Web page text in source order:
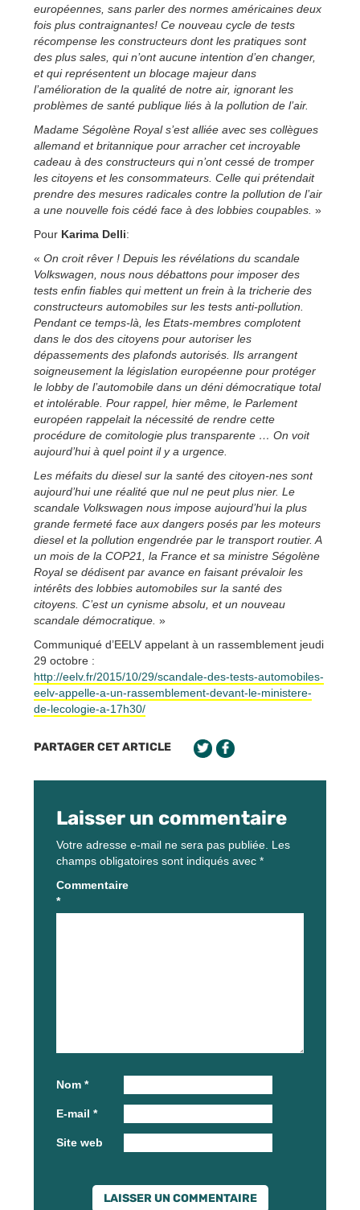
européennes, sans parler des normes américaines deux
fois plus contraignantes! Ce nouveau cycle de tests
récompense les constructeurs dont les pratiques sont
des plus sales, qui n’ont aucune intention d’en changer,
et qui représentent un blocage majeur dans
l’amélioration de la qualité de notre air, ignorant les
problèmes de santé publique liés à la pollution de l’air.
Madame Ségolène Royal s’est alliée avec ses collègues
allemand et britannique pour arracher cet incroyable
cadeau à des constructeurs qui n’ont cessé de tromper
les citoyens et les consommateurs. Celle qui prétendait
prendre des mesures radicales contre la pollution de l’air
a une nouvelle fois cédé face à des lobbies coupables. »
Pour Karima Delli:
« On croit rêver ! Depuis les révélations du scandale
Volkswagen, nous nous débattons pour imposer des
tests enfin fiables qui mettent un frein à la tricherie des
constructeurs automobiles sur les tests anti-pollution.
Pendant ce temps-là, les Etats-membres complotent
dans le dos des citoyens pour autoriser les
dépassements des plafonds autorisés. Ils arrangent
soigneusement la législation européenne pour protéger
le lobby de l’automobile dans un déni démocratique total
et intolérable. Pour rappel, hier même, le Parlement
européen rappelait la nécessité de rendre cette
procédure de comitologie plus transparente … On voit
aujourd’hui à quel point il y a urgence.
Les méfaits du diesel sur la santé des citoyen-nes sont
aujourd’hui une réalité que nul ne peut plus nier. Le
scandale Volkswagen nous impose aujourd’hui la plus
grande fermeté face aux dangers posés par les moteurs
diesel et la pollution engendrée par le transport routier. A
un mois de la COP21, la France et sa ministre Ségolène
Royal se dédisent par avance en faisant prévaloir les
intérêts des lobbies automobiles sur la santé des
citoyens. C’est un cynisme absolu, et un nouveau
scandale démocratique. »
Communiqué d’EELV appelant à un rassemblement jeudi
29 octobre :
http://eelv.fr/2015/10/29/scandale-des-tests-automobiles-
eelv-appelle-a-un-rassemblement-devant-le-ministere-
de-lecologie-a-17h30/
PARTAGER CET ARTICLE
Laisser un commentaire
Votre adresse e-mail ne sera pas publiée. Les
champs obligatoires sont indiqués avec *
Commentaire
*
Nom *
E-mail *
Site web